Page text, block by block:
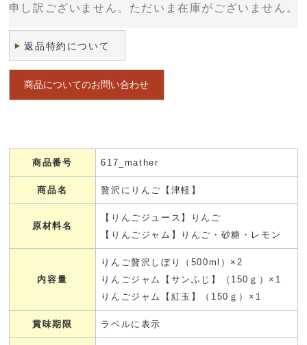
申し訳ございません。ただいま在庫がございません。
返品特約について
商品についてのお問い合わせ
商品番号 617_mather
商品名 贅沢にりんご【津軽】
原材料名
【りんごジュース】りんご
【りんごジャム】りんご・砂糖・レモン
内容量
りんご贅沢しぼり（500ml）×2
りんごジャム【サンふじ】（150ｇ）×1
りんごジャム【紅玉】（150ｇ）×1
賞味期限 ラベルに表示